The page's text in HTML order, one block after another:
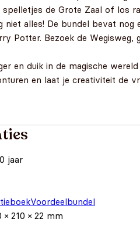
spelletjes de Grote Zaal of los
niet alles! De bundel bevat
Potter. Bezoek de
en duik in de magische
en laat je creativiteit de
jaar
Voordeelbundel
× 210 × 22 mm